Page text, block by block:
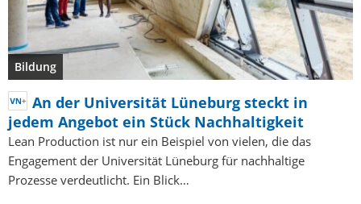
Bildung
An der Universität Lüneburg steckt in
jedem Angebot ein Stück Nachhaltigkeit
Lean Production ist nur ein Beispiel von vielen, die das
Engagement der Universität Lüneburg für nachhaltige
Prozesse verdeutlicht. Ein Blick…